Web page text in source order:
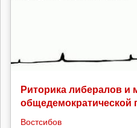
Риторика либералов и
общедемократической
Востсибов